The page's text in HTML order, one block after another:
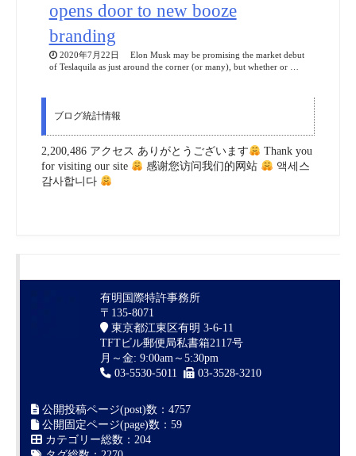
opens door to new booze
branding
2020年7月22日 Elon Musk may be promising the market debut
of Teslaquila as just around the corner (or many), but whether or …
ブログ統計情報
2,200,486 アクセス ありがとうございます
Thank you
for visiting our site
感谢您访问我们的网站
액세스
감사합니다
有明国際特許事務所
〒135-8071
東京都江東区有明 3-6-11
TFTビル郵便局私書箱2117号
月～金: 9:00am～5:30pm
03-5530-5011
03-3528-3210
公開投稿ページ(post)数：4757
公開固定ページ(page)数：59
カテゴリー総数：204